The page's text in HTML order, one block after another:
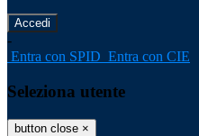
-
Entra con SPID Entra con CIE
Seleziona utente
button close ×